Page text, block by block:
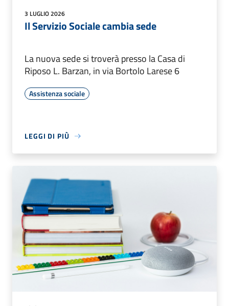
3 LUGLIO 2026
Il Servizio Sociale cambia sede
La nuova sede si troverà presso la Casa di
Riposo L. Barzan, in via Bortolo Larese 6
Assistenza sociale
LEGGI DI PIÙ